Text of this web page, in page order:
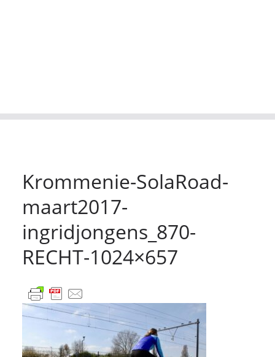
Krommenie-SolaRoad-
maart2017-
ingridjongens_870-
RECHT-1024×657